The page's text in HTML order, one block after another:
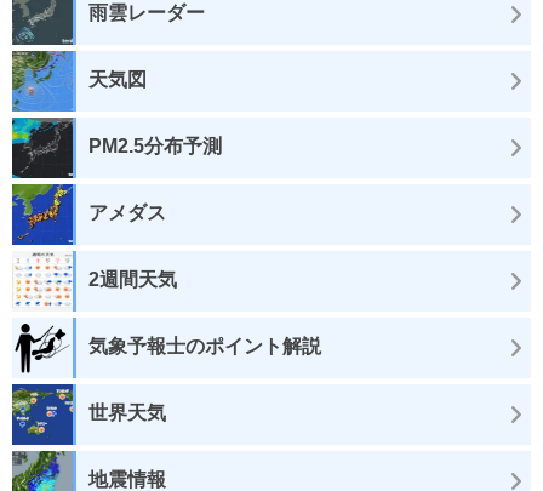
雨雲レーダー
天気図
PM2.5分布予測
アメダス
2週間天気
気象予報士のポイント解説
世界天気
地震情報